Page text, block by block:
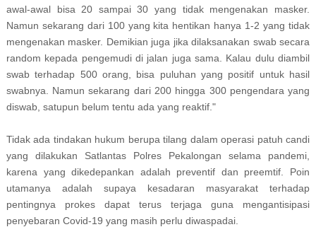
awal-awal bisa 20 sampai 30 yang tidak mengenakan masker.
Namun sekarang dari 100 yang kita hentikan hanya 1-2 yang tidak
mengenakan masker. Demikian juga jika dilaksanakan swab secara
random kepada pengemudi di jalan juga sama. Kalau dulu diambil
swab terhadap 500 orang, bisa puluhan yang positif untuk hasil
swabnya. Namun sekarang dari 200 hingga 300 pengendara yang
diswab, satupun belum tentu ada yang reaktif."
Tidak ada tindakan hukum berupa tilang dalam operasi patuh candi
yang dilakukan Satlantas Polres Pekalongan selama pandemi,
karena yang dikedepankan adalah preventif dan preemtif. Poin
utamanya adalah supaya kesadaran masyarakat terhadap
pentingnya prokes dapat terus terjaga guna mengantisipasi
penyebaran Covid-19 yang masih perlu diwaspadai.